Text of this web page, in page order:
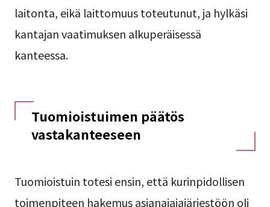
laitonta, eikä laittomuus toteutunut, ja hylkäsi
kantajan vaatimuksen alkuperäisessä
kanteessa.
Tuomioistuimen päätös
vastakanteeseen
Tuomioistuin totesi ensin, että kurinpidollisen
toimenpiteen hakemus asianajajajärjestöön oli